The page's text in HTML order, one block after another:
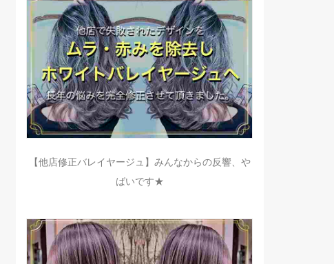
【他店修正バレイヤージュ】みんなからの反響、や
ばいです★